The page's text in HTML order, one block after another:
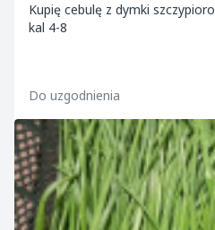
Kupię cebulę z dymki
kal 4-8
Do uzgodnienia